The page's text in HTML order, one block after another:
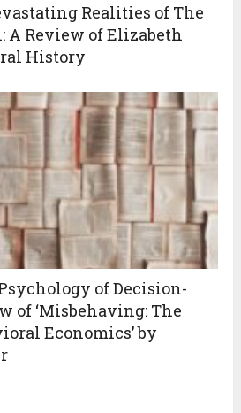
Realities of The
Review of Elizabeth
History
of Decision-
of ‘Misbehaving: The
Economics’ by